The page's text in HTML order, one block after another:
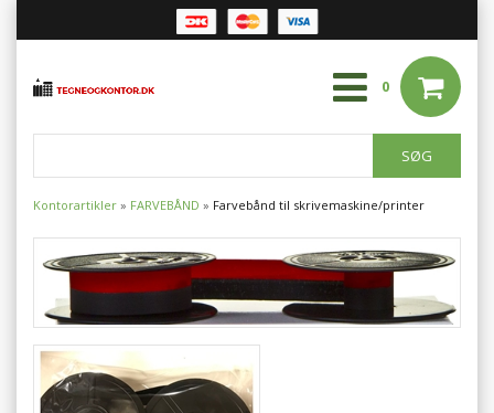
0
Kontorartikler » FARVEBÅND » Farvebånd til skrivemaskine/printer